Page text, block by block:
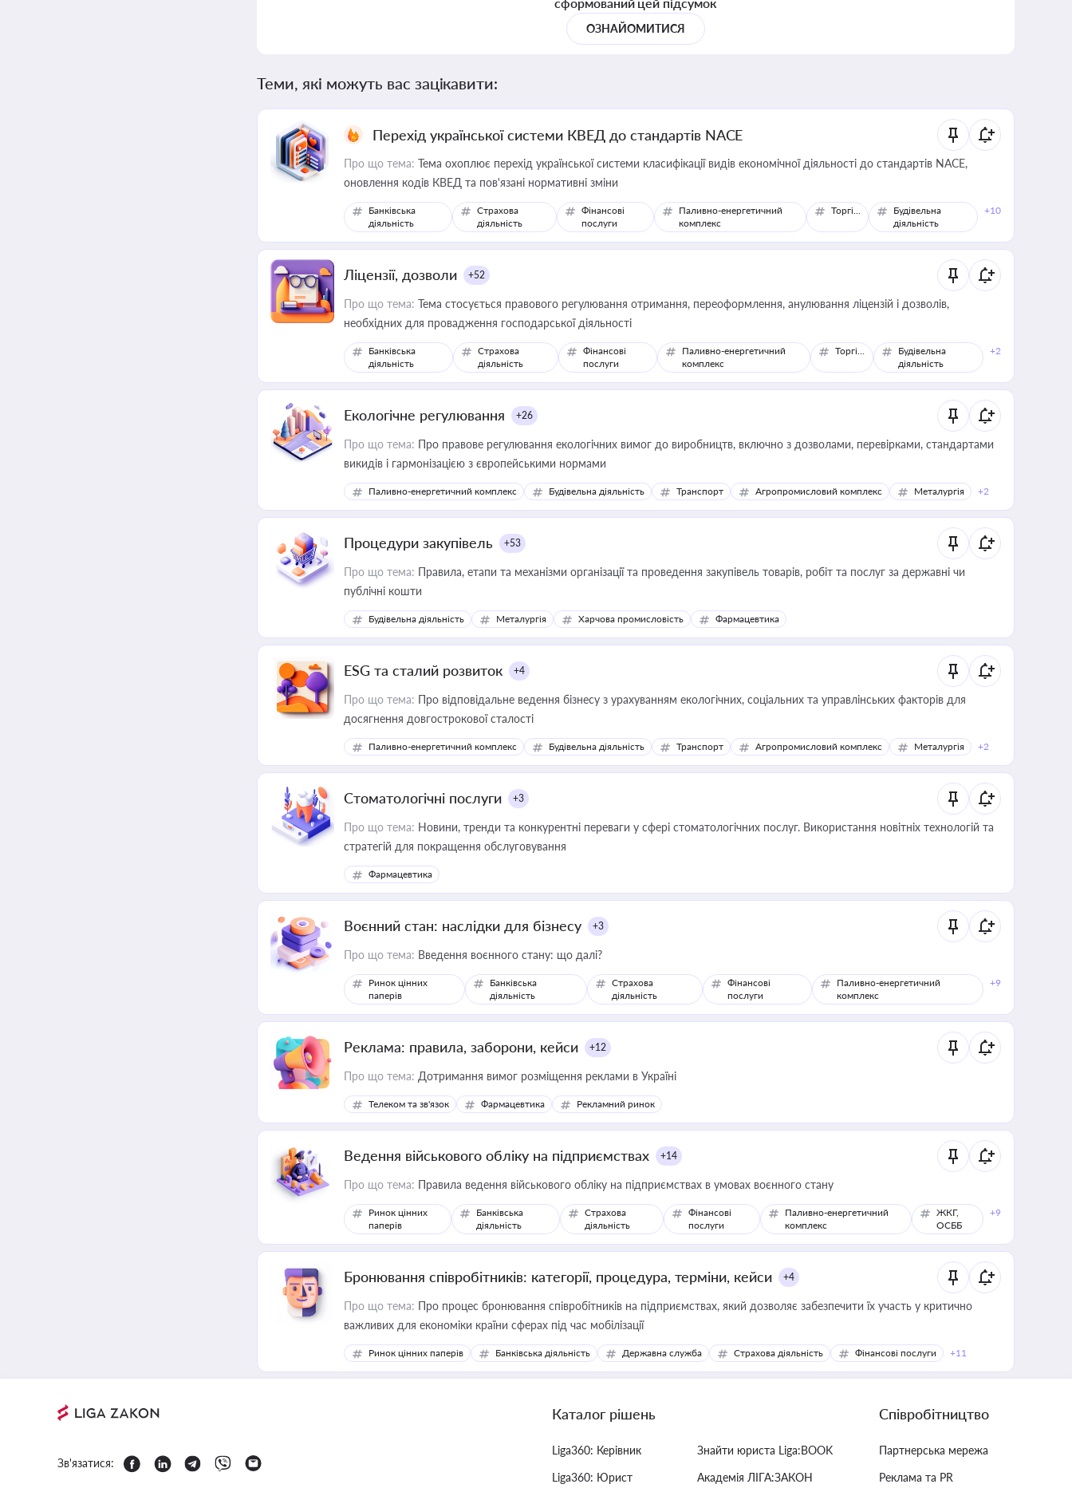
ОЗНАЙОМИТИСЯ
Теми, які можуть вас зацікавити:
Перехід української системи КВЕД до стандартів NACE
Про що тема: Тема охоплює перехід української системи класифікації видів економічної діяльності до стандартів NACE,
оновлення кодів КВЕД та пов'язані нормативні зміни
Банківська
діяльність
Страхова
діяльність
Фінансові
послуги
Паливно-енергетичний
комплекс
Торгівля
Будівельна
діяльність
+10
Ліцензії, дозволи +52
Про що тема: Тема стосується правового регулювання отримання, переоформлення, анулювання ліцензій і дозволів,
необхідних для провадження господарської діяльності
Банківська
діяльність
Страхова
діяльність
Фінансові
послуги
Паливно-енергетичний
комплекс
Торгівля
Будівельна
діяльність
+2
Екологічне регулювання +26
Про що тема: Про правове регулювання екологічних вимог до виробництв, включно з дозволами, перевірками, стандартами
викидів і гармонізацією з європейськими нормами
Паливно-енергетичний комплекс Будівельна діяльність Транспорт Агропромисловий комплекс Металургія +2
Процедури закупівель +53
Про що тема: Правила, етапи та механізми організації та проведення закупівель товарів, робіт та послуг за державні чи
публічні кошти
Будівельна діяльність Металургія Харчова промисловість Фармацевтика
ESG та сталий розвиток +4
Про що тема: Про відповідальне ведення бізнесу з урахуванням екологічних, соціальних та управлінських факторів для
досягнення довгострокової сталості
Паливно-енергетичний комплекс Будівельна діяльність Транспорт Агропромисловий комплекс Металургія +2
Стоматологічні послуги +3
Про що тема: Новини, тренди та конкурентні переваги у сфері стоматологічних послуг. Використання новітніх технологій та
стратегій для покращення обслуговування
Фармацевтика
Воєнний стан: наслідки для бізнесу +3
Про що тема: Введення воєнного стану: що далі?
Ринок цінних
паперів
Банківська
діяльність
Страхова
діяльність
Фінансові
послуги
Паливно-енергетичний
комплекс
+9
Реклама: правила, заборони, кейси +12
Про що тема: Дотримання вимог розміщення реклами в Україні
Телеком та зв'язок Фармацевтика Рекламний ринок
Ведення військового обліку на підприємствах +14
Про що тема: Правила ведення військового обліку на підприємствах в умовах воєнного стану
Ринок цінних
паперів
Банківська
діяльність
Страхова
діяльність
Фінансові
послуги
Паливно-енергетичний
комплекс
ЖКГ,
ОСББ
+9
Бронювання співробітників: категорії, процедура, терміни, кейси +4
Про що тема: Про процес бронювання співробітників на підприємствах, який дозволяє забезпечити їх участь у критично
важливих для економіки країни сферах під час мобілізації
Ринок цінних паперів Банківська діяльність Державна служба Страхова діяльність Фінансові послуги +11
Зв'язатися:
Каталог рішень
Liga360: Керівник
Liga360: Юрист
Знайти юриста Liga:BOOK
Академія ЛІГА:ЗАКОН
Співробітництво
Партнерська мережа
Реклама та PR